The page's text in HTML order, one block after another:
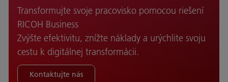
Transformujte svoje pracovisko pomocou riešení
RICOH Business
Zvýšte efektivitu, znížte náklady a urýchlite svoju
cestu k digitálnej transformácii.
Kontaktujte nás